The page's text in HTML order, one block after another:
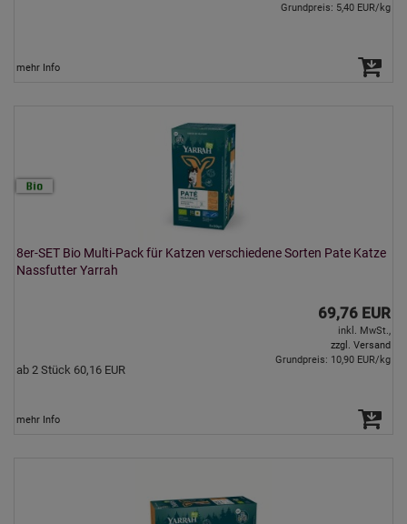
Grundpreis: 5,40 EUR/kg
mehr Info
8er-SET Bio Multi-Pack für Katzen verschiedene Sorten Pate Katze
Nassfutter Yarrah
69,76 EUR
inkl. MwSt.,
zzgl. Versand
ab 2 Stück 60,16 EUR
Grundpreis: 10,90 EUR/kg
mehr Info